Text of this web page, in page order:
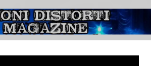
Suoni Distorti
Magazine
e varie sonorità alternative